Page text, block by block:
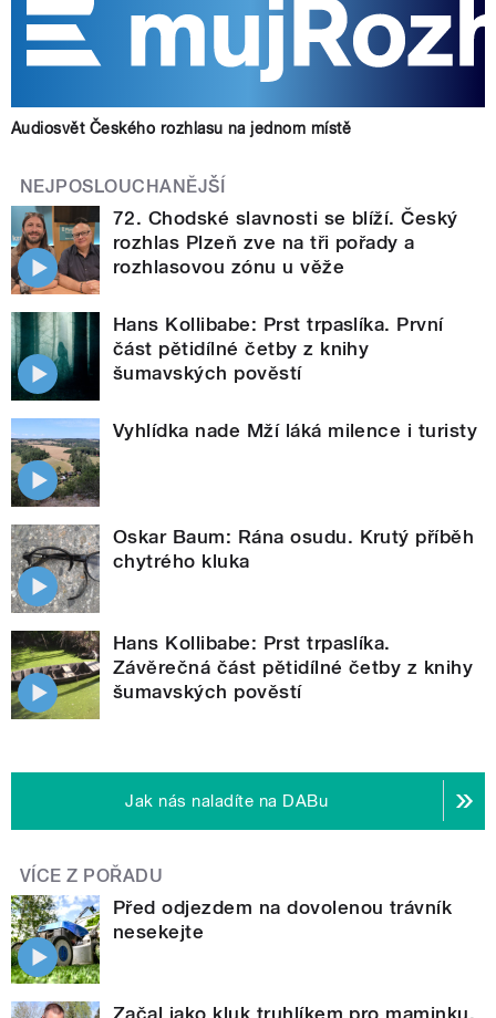
Audiosvět Českého rozhlasu na jednom místě
NEJPOSLOUCHANĚJŠÍ
72. Chodské slavnosti se blíží. Český
rozhlas Plzeň zve na tři pořady a
rozhlasovou zónu u věže
Hans Kollibabe: Prst trpaslíka. První
část pětidílné četby z knihy
šumavských pověstí
Vyhlídka nade Mží láká milence i turisty
Oskar Baum: Rána osudu. Krutý příběh
chytrého kluka
Hans Kollibabe: Prst trpaslíka.
Závěrečná část pětidílné četby z knihy
šumavských pověstí
Jak nás naladíte na DABu
VÍCE Z POŘADU
Před odjezdem na dovolenou trávník
nesekejte
Začal jako kluk truhlíkem pro maminku,